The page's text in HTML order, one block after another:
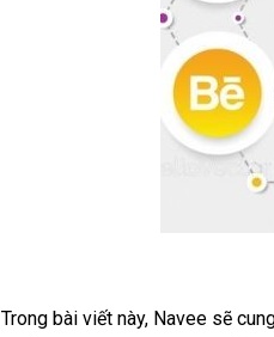
Trong bài viết này, Navee sẽ